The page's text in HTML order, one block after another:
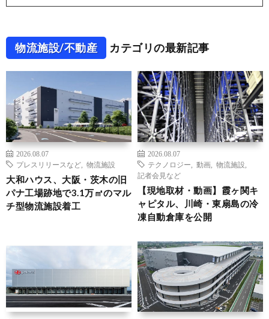
物流施設/不動産 カテゴリの最新記事
2026.08.07
プレスリリースなど
物流施設
大和ハウス、大阪・茨木の旧
パナ工場跡地で3.1万㎡のマル
チ型物流施設着工
2026.08.07
テクノロジー
動画 物流施設
記者会見など
【現地取材・動画】霞ヶ関キ
ャピタル、川崎・東扇島の冷
凍自動倉庫を公開